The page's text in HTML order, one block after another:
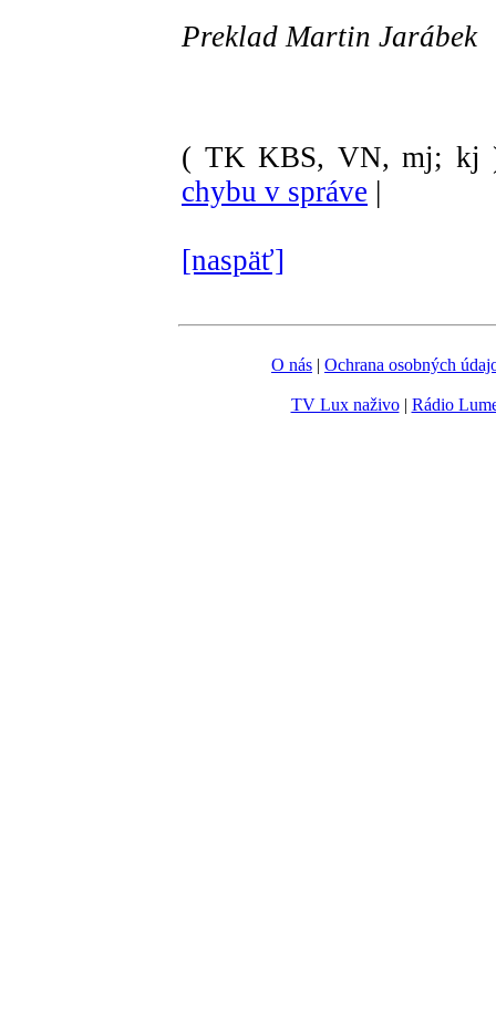
Preklad Martin Jarábek
( TK KBS, VN, mj; kj
chybu v správe |
[naspäť]
O nás | Ochrana osobných
TV Lux naživo| Rádio